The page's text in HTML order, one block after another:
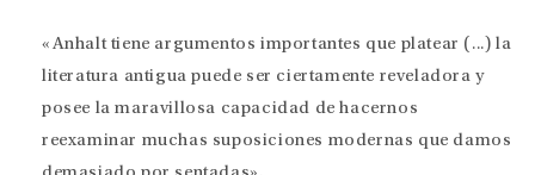
«Anhalt tiene argumentos importantes que platear (...) la
literatura antigua puede ser ciertamente reveladora y
posee la maravillosa capacidad de hacernos
reexaminar muchas suposiciones modernas que damos